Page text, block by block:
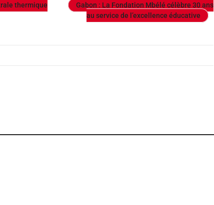
thermique
Gabon : La Fondation Mbélé célèbre 30 ans
au service de l’excellence éducative